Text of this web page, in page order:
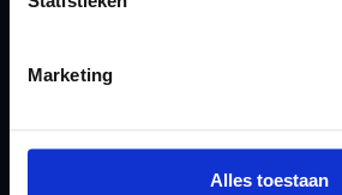
Marketing
Alles toestaan
De Gezonde Podcast